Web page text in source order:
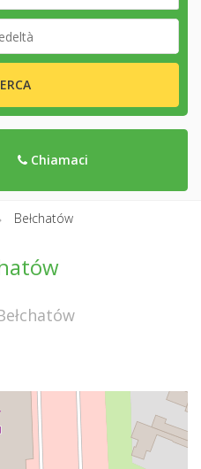
Chiamaci
Bełchatów